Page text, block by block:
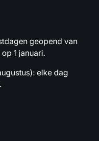
geopend van
1 januari.
elke dag